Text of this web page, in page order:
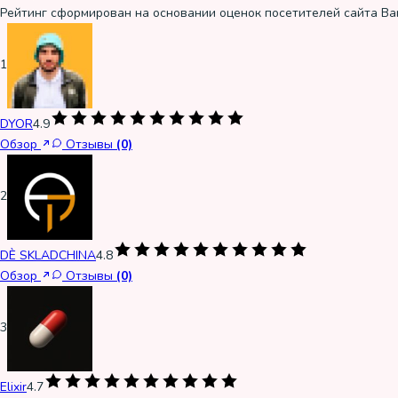
Рейтинг сформирован на основании оценок посетителей сайта
1
DYOR4.9
Обзор
Отзывы (0)
2
DÈ SKLADCHINA4.8
Обзор
Отзывы (0)
3
Elixir4.7